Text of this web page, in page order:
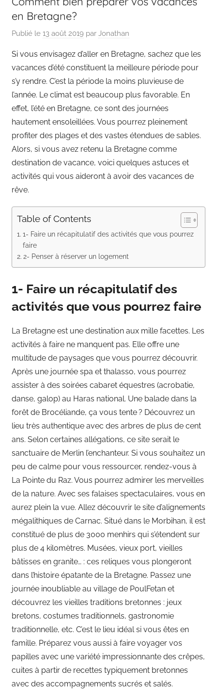
en Bretagne?
Publié le 13 août 2019 par Jonathan
Si vous envisagez d’aller en Bretagne, sachez que les
vacances d’été constituent la meilleure période pour
s’y rendre. C’est la période la moins pluvieuse de
l’année. Le climat est beaucoup plus favorable. En
effet, l’été en Bretagne, ce sont des journées
hautement ensoleillées. Vous pourrez pleinement
profiter des plages et des vastes étendues de sables.
Alors, si vous avez retenu la Bretagne comme
destination de vacance, voici quelques astuces et
activités qui vous aideront à avoir des vacances de
rêve.
Table of Contents
1- Faire un récapitulatif des activités que vous pourrez
faire
2- Penser à réserver un logement
1- Faire un récapitulatif des
activités que vous pourrez faire
La Bretagne est une destination aux mille facettes. Les
activités à faire ne manquent pas. Elle offre une
multitude de paysages que vous pourrez découvrir.
Après une journée spa et thalasso, vous pourrez
assister à des soirées cabaret équestres (acrobatie,
danse, galop) au Haras national. Une balade dans la
forêt de Brocéliande, ça vous tente ? Découvrez un
lieu très authentique avec des arbres de plus de cent
ans. Selon certaines allégations, ce site serait le
sanctuaire de Merlin l’enchanteur. Si vous souhaitez un
peu de calme pour vous ressourcer, rendez-vous à
La Pointe du Raz. Vous pourrez admirer les merveilles
de la nature. Avec ses falaises spectaculaires, vous en
aurez plein la vue. Allez découvrir le site d’alignements
mégalithiques de Carnac. Situé dans le Morbihan, il est
constitué de plus de 3000 menhirs qui s’étendent sur
plus de 4 kilomètres. Musées, vieux port, vieilles
bâtisses en granite… : ces reliques vous plongeront
dans l’histoire épatante de la Bretagne. Passez une
journée inoubliable au village de PoulFetan et
découvrez les vieilles traditions bretonnes : jeux
bretons, costumes traditionnels, gastronomie
traditionnelle, etc. C’est le lieu idéal si vous êtes en
famille. Préparez vous aussi à faire voyager vos
papilles avec une variété impressionnante des crêpes,
cuites à partir de recettes typiquement bretonnes
avec des accompagnements sucrés et salés.